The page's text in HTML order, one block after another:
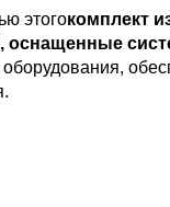
этогокомплект
оснащенные